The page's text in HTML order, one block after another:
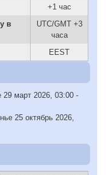
+1 час
в
UTC/GMT +3
часа
EEST
29 март 2026, 03:00 -
25 октябрь 2026,